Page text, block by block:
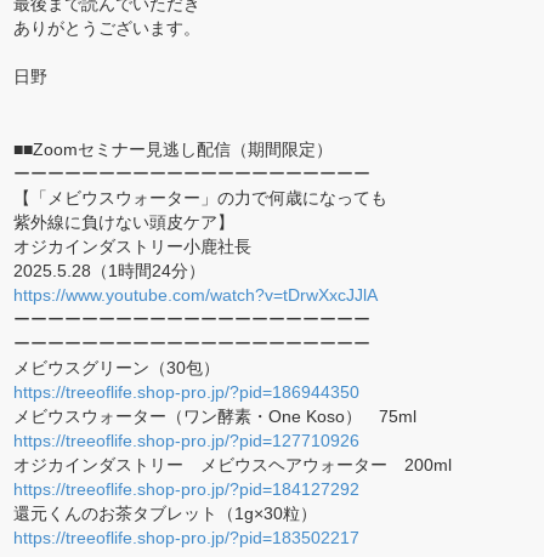
ありがとうございます。
日野
■■Zoomセミナー見逃し配信（期間限定）
ーーーーーーーーーーーーーーーーーーーーー
【「メビウスウォーター」の力で何歳になっても
紫外線に負けない頭皮ケア】
オジカインダストリー小鹿社長
2025.5.28（1時間24分）
https://www.youtube.com/watch?v=tDrwXxcJJlA
ーーーーーーーーーーーーーーーーーーーーー
ーーーーーーーーーーーーーーーーーーーーー
メビウスグリーン（30包）
https://treeoflife.shop-pro.jp/?pid=186944350
メビウスウォーター（ワン酵素・One Koso） 75ml
https://treeoflife.shop-pro.jp/?pid=127710926
オジカインダストリー メビウスヘアウォーター 200ml
https://treeoflife.shop-pro.jp/?pid=184127292
還元くんのお茶タブレット（1g×30粒）
https://treeoflife.shop-pro.jp/?pid=183502217